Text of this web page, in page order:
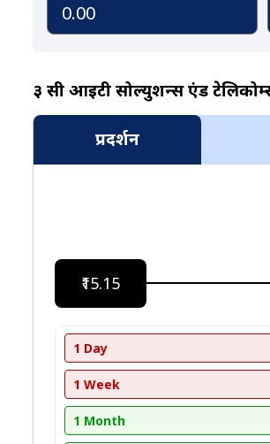
0.00
३ सी आईटी सोल्युशन्स एंड
प्रदर्शन
₹15.15
1 Day
1 Week
1 Month